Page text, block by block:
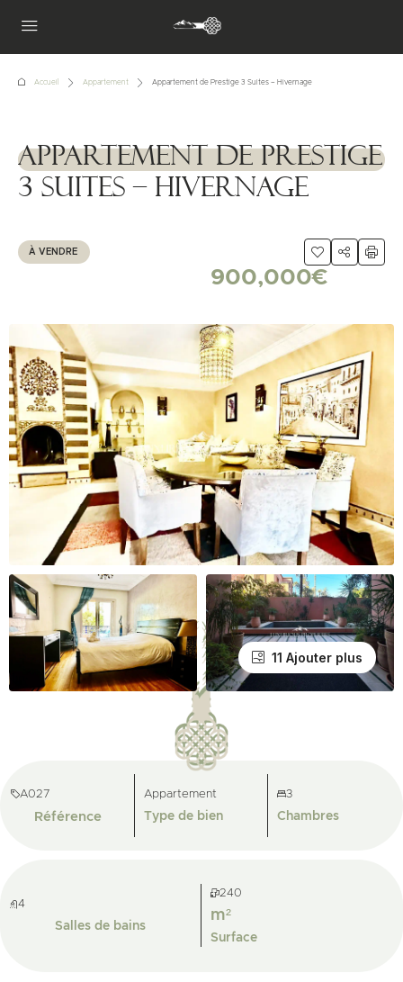
Accueil Appartement Appartement de Prestige 3 Suites – Hivernage
1111111
Appartement de Prestige
3 Suites – Hivernage
À VENDRE
900,000€
11 Ajouter plus
A027
Référence
Appartement
Type de bien
3
Chambres
4
Salles de bains
m²
240
Surface